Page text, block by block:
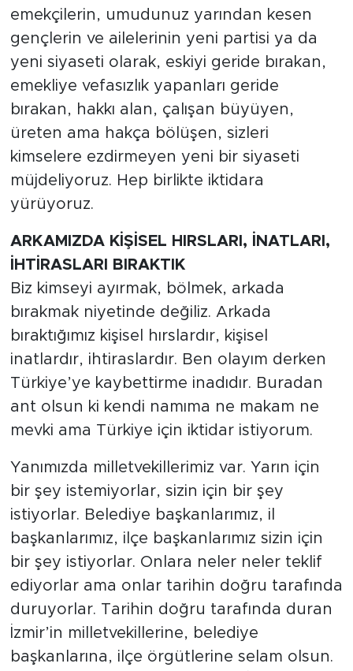
emekçilerin, umudunuz yarından kesen
gençlerin ve ailelerinin yeni partisi ya da
yeni siyaseti olarak, eskiyi geride bırakan,
emekliye vefasızlık yapanları geride
bırakan, hakkı alan, çalışan büyüyen,
üreten ama hakça bölüşen, sizleri
kimselere ezdirmeyen yeni bir siyaseti
müjdeliyoruz. Hep birlikte iktidara
yürüyoruz.
ARKAMIZDA KİŞİSEL HIRSLARI, İNATLARI,
İHTİRASLARI BIRAKTIK
Biz kimseyi ayırmak, bölmek, arkada
bırakmak niyetinde değiliz. Arkada
bıraktığımız kişisel hırslardır, kişisel
inatlardır, ihtiraslardır. Ben olayım derken
Türkiye’ye kaybettirme inadıdır. Buradan
ant olsun ki kendi namıma ne makam ne
mevki ama Türkiye için iktidar istiyorum.
Yanımızda milletvekillerimiz var. Yarın için
bir şey istemiyorlar, sizin için bir şey
istiyorlar. Belediye başkanlarımız, il
başkanlarımız, ilçe başkanlarımız sizin için
bir şey istiyorlar. Onlara neler neler teklif
ediyorlar ama onlar tarihin doğru tarafında
duruyorlar. Tarihin doğru tarafında duran
İzmir’in milletvekillerine, belediye
başkanlarına, ilçe örgütlerine selam olsun.